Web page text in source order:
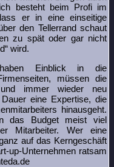
besteht beim Profi im
er in eine einseitige
den Tellerrand schaut
zu spät oder gar nicht
wird.
Einblick in die
müssen die
immer wieder neu
eine Expertise, die
hinausgeht.
das Budget meist viel
Mitarbeiter. Wer eine
auf das Kerngeschäft
up-Unternehmen ratsam